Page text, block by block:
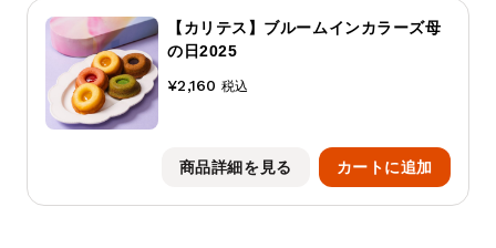
【カリテス】ブルームインカラーズ母
の日2025
¥2,160 税込
商品詳細を見る カートに追加